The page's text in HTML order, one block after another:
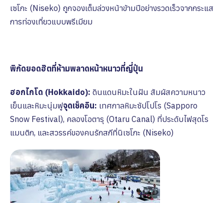
เซโกะ (Niseko) ถูกจองเต็มล่วงหน้าข้ามปีอย่างรวดเร็วจากกระแส
การท่องเที่ยวแบบพรีเมียม
พิกัดยอดฮิตที่ห้ามพลาดหน้าหนาวที่ญี่ปุ่น
ฮอกไกโด (Hokkaido): ดินแดนหิมะในฝัน สัมผัสความหนาว
เย็นและหิมะนุ่มฟูจุดเช็คอิน: เทศกาลหิมะซัปโปโร (Sapporo
Snow Festival), คลองโอตารุ (Otaru Canal) ที่ประดับไฟสุดโร
แมนติก, และสวรรค์ของคนรักสกีที่นิเซโกะ (Niseko)